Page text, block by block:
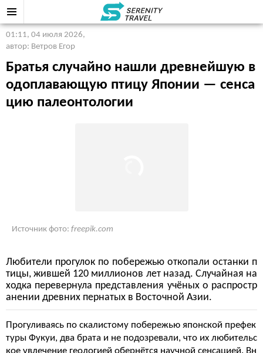
01:11, 04 июля 2026,
автор: Ветров Егор
Братья случайно нашли древнейшую в
одоплавающую птицу Японии — сенса
цию палеонтологии
Источник фото: freepik.com
Любители прогулок по побережью откопали останки п
тицы, жившей 120 миллионов лет назад. Случайная на
ходка перевернула представления учёных о распростр
анении древних пернатых в Восточной Азии.
Прогуливаясь по скалистому побережью японской префек
туры Фукуи, два брата и не подозревали, что их любительс
кое увлечение геологией обернётся научной сенсацией. Вн